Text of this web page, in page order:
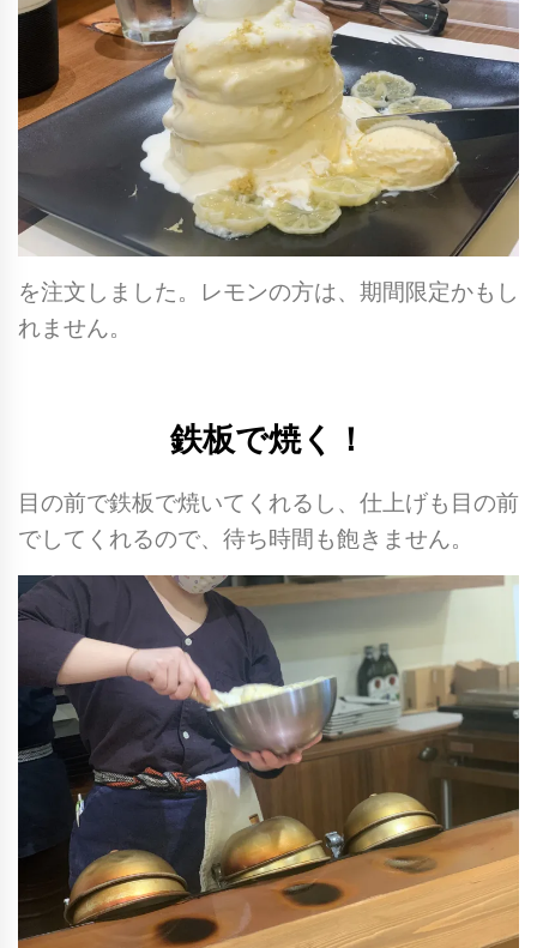
を注文しました。レモンの方は、期間限定かもし
れません。
鉄板で焼く！
目の前で鉄板で焼いてくれるし、仕上げも目の前
でしてくれるので、待ち時間も飽きません。